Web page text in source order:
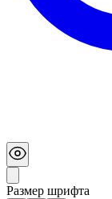
Размер шрифта